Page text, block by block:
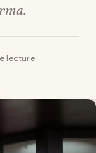
lecture